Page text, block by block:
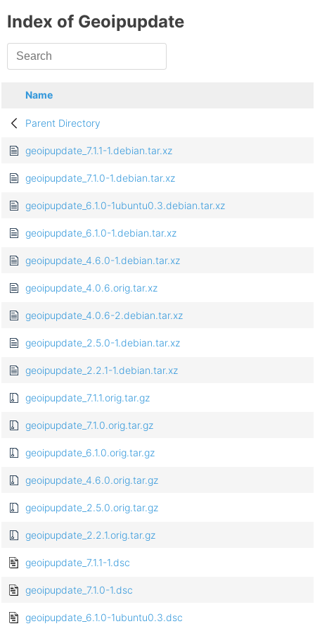
Index of Geoipupdate
Name
Parent Directory
geoipupdate_7.1.1-1.debian.tar.xz
geoipupdate_7.1.0-1.debian.tar.xz
geoipupdate_6.1.0-1ubuntu0.3.debian.tar.xz
geoipupdate_6.1.0-1.debian.tar.xz
geoipupdate_4.6.0-1.debian.tar.xz
geoipupdate_4.0.6.orig.tar.xz
geoipupdate_4.0.6-2.debian.tar.xz
geoipupdate_2.5.0-1.debian.tar.xz
geoipupdate_2.2.1-1.debian.tar.xz
geoipupdate_7.1.1.orig.tar.gz
geoipupdate_7.1.0.orig.tar.gz
geoipupdate_6.1.0.orig.tar.gz
geoipupdate_4.6.0.orig.tar.gz
geoipupdate_2.5.0.orig.tar.gz
geoipupdate_2.2.1.orig.tar.gz
geoipupdate_7.1.1-1.dsc
geoipupdate_7.1.0-1.dsc
geoipupdate_6.1.0-1ubuntu0.3.dsc